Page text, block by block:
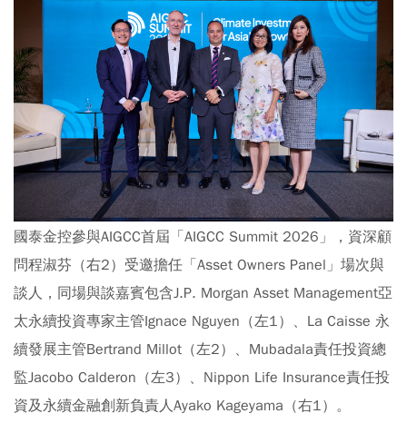
國泰金控參與AIGCC首屆「AIGCC Summit 2026」，資深顧
問程淑芬（右2）受邀擔任「Asset Owners Panel」場次與
談人，同場與談嘉賓包含J.P. Morgan Asset Management亞
太永續投資專家主管Ignace Nguyen（左1）、La Caisse 永
續發展主管Bertrand Millot（左2）、Mubadala責任投資總
監Jacobo Calderon（左3）、Nippon Life Insurance責任投
資及永續金融創新負責人Ayako Kageyama（右1）。